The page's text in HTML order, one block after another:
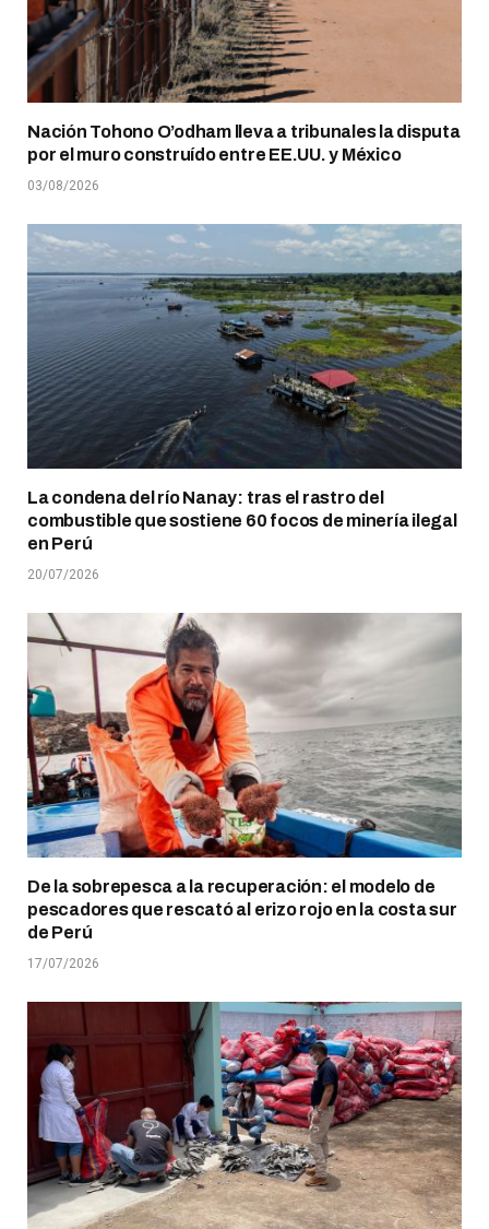
Nación Tohono O’odham lleva a tribunales la disputa
por el muro construído entre EE.UU. y México
03/08/2026
La condena del río Nanay: tras el rastro del
combustible que sostiene 60 focos de minería ilegal
en Perú
20/07/2026
De la sobrepesca a la recuperación: el modelo de
pescadores que rescató al erizo rojo en la costa sur
de Perú
17/07/2026